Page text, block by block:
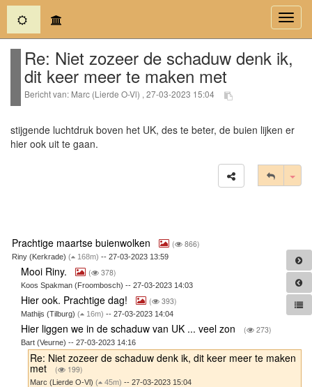
(current)
Re: Niet zozeer de schaduw denk ik,
dit keer meer te maken met
Bericht van: Marc (Lierde O-Vl) , 27-03-2023 15:04
stijgende luchtdruk boven het UK, des te beter, de buien lijken er
hier ook uit te gaan.
Prachtige maartse buienwolken ( 866)
Riny (Kerkrade) ( 168m) -- 27-03-2023 13:59
Mooi Riny. ( 378)
Koos Spakman (Froombosch) -- 27-03-2023 14:03
Hier ook. Prachtige dag! ( 393)
Mathijs (Tilburg) ( 16m) -- 27-03-2023 14:04
Hier liggen we in de schaduw van UK ... veel zon ( 273)
Bart (Veurne) -- 27-03-2023 14:16
Re: Niet zozeer de schaduw denk ik, dit keer meer te maken
met ( 199)
Marc (Lierde O-Vl)( 45m) -- 27-03-2023 15:04